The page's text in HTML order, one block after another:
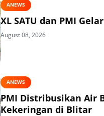
ANEWS
XL SATU dan PMI
August 08, 2026
ANEWS
PMI Distribusikan Air
Kekeringan di Blitar